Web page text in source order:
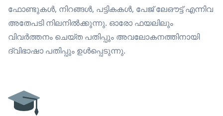
ഫോണ്ടുകൾ, നിറങ്ങൾ, പട്ടികകൾ, പേജ് ലേഔട്ട് എന്നിവ
അതേപടി നിലനിൽക്കുന്നു. ഓരോ ഫയലിലും
വിവർത്തനം ചെയ്ത പതിപ്പും അവലോകനത്തിനായി
ദ്വിഭാഷാ പതിപ്പും ഉൾപ്പെടുന്നു.